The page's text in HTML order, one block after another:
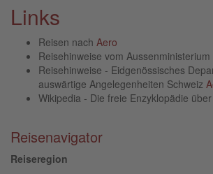
Links
Reisen nach Aero
Reisehinweise vom
Reisehinweise - Eidgenössisches
auswärtige Angelegenheiten Schweiz
Wikipedia - Die freie Enzyklopädie über
Reisenavigator
Reiseregion